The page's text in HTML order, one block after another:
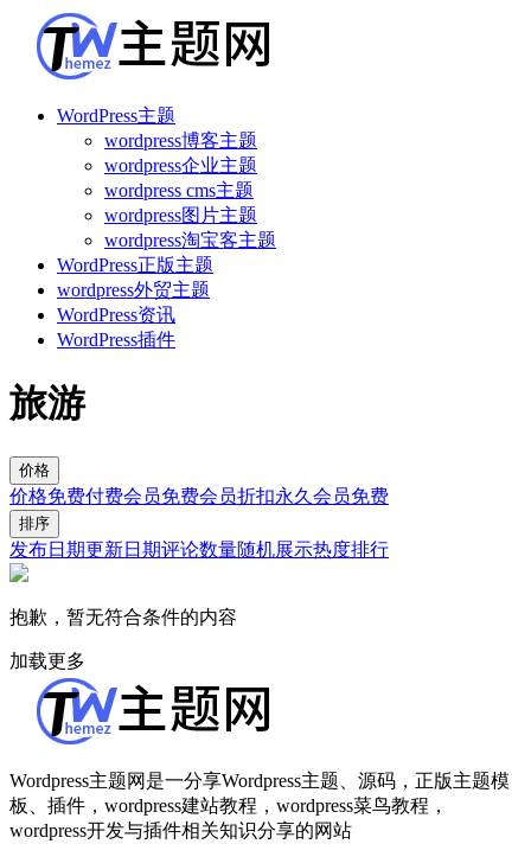
WordPress主题
wordpress博客主题
wordpress企业主题
wordpress cms主题
wordpress图片主题
wordpress淘宝客主题
WordPress正版主题
wordpress外贸主题
WordPress资讯
WordPress插件
旅游
价格
价格免费付费会员免费会员折扣永久会员免费
排序
发布日期更新日期评论数量随机展示热度排行
抱歉，暂无符合条件的内容
加载更多
Wordpress主题网是一分享Wordpress主题、源码，正版主题模
板、插件，wordpress建站教程，wordpress菜鸟教程，
wordpress开发与插件相关知识分享的网站